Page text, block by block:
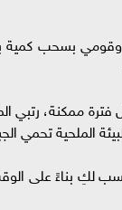
وقومي بسحب
فترة ممكنة،
الملحية تحمي
لكِ بناءً على